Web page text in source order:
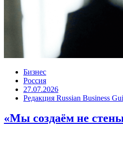
Бизнес
Россия
27.07.2026
Редакция Russian Business
«Мы создаём не